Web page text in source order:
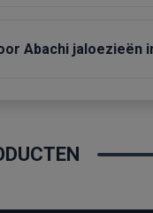
Abachi jaloezieën